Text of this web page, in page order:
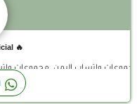
🔥 H A K T A R | Official
مجموعات واتساب